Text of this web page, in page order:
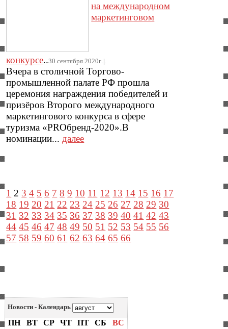
на международном
маркетинговом
конкурсе..30.сентября.2020г..|.
Вчера в столичной Торгово-
промышленной палате РФ прошла
церемония награждения победителей и
призёров Второго международного
маркетингового конкурса в сфере
туризма «PROбренд-2020».В
номинации...далее
1 2 3 4 5 6 7 8 9 10 11 12 13 14 15 16 17
18 19 20 21 22 23 24 25 26 27 28 29 30
31 32 33 34 35 36 37 38 39 40 41 42 43
44 45 46 47 48 49 50 51 52 53 54 55 56
57 58 59 60 61 62 63 64 65 66
Новости - Календарь
ПН ВТ СР ЧТ ПТ СБ
ВС